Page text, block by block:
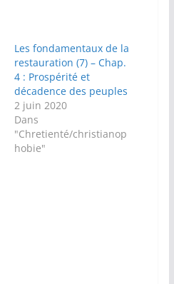
Les fondamentaux de la
restauration (7) – Chap.
4 : Prospérité et
décadence des peuples
2 juin 2020
Dans
"Chretienté/christianop
hobie"